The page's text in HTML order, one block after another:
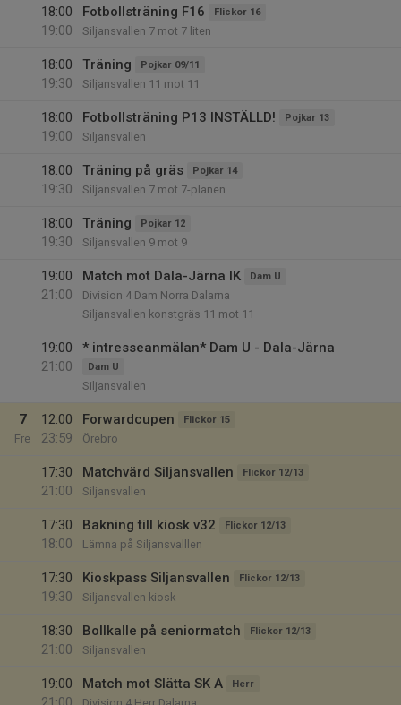
18:00
19:00
Fotbollsträning F16 Flickor 16
Siljansvallen 7 mot 7 liten
18:00
19:30
Träning Pojkar 09/11
Siljansvallen 11 mot 11
18:00
19:00
Fotbollsträning P13 INSTÄLLD! Pojkar 13
Siljansvallen
18:00
19:30
Träning på gräs Pojkar 14
Siljansvallen 7 mot 7-planen
18:00
19:30
Träning Pojkar 12
Siljansvallen 9 mot 9
19:00
21:00
Match mot Dala-Järna IK Dam U
Division 4 Dam Norra Dalarna
Siljansvallen konstgräs 11 mot 11
19:00
21:00
* intresseanmälan* Dam U - Dala-Järna
Dam U
Siljansvallen
7
Fre
12:00
23:59
Forwardcupen Flickor 15
Örebro
17:30
21:00
Matchvärd Siljansvallen Flickor 12/13
Siljansvallen
17:30
18:00
Bakning till kiosk v32 Flickor 12/13
Lämna på Siljansvalllen
17:30
19:30
Kioskpass Siljansvallen Flickor 12/13
Siljansvallen kiosk
18:30
21:00
Bollkalle på seniormatch Flickor 12/13
Siljansvallen
19:00
Match mot Slätta SK A Herr